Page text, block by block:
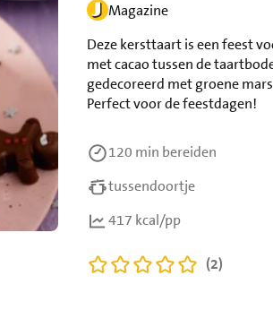
Magazine
Deze kersttaart is een feest
met cacao tussen de
gedecoreerd met groene
Perfect voor de feestdagen!
120 min bereiden
tussendoortje
417 kcal/pp
(2)